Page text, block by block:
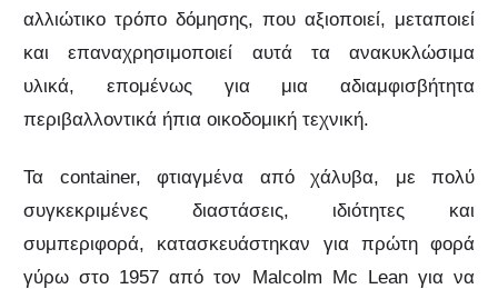
αλλιώτικο τρόπο δόμησης, που αξιοποιεί, μεταποιεί
και επαναχρησιμοποιεί αυτά τα ανακυκλώσιμα
υλικά, επομένως για μια αδιαμφισβήτητα
περιβαλλοντικά ήπια οικοδομική τεχνική.
Τα container, φτιαγμένα από χάλυβα, με πολύ
συγκεκριμένες διαστάσεις, ιδιότητες και
συμπεριφορά, κατασκευάστηκαν για πρώτη φορά
γύρω στο 1957 από τον Malcolm Mc Lean για να